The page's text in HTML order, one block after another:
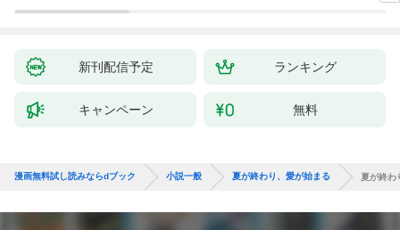
新刊配信予定 ランキング
キャンペーン 無料
漫画無料試し読みならdブック 小説一般 夏が終わり、愛が始まる 夏が終わ